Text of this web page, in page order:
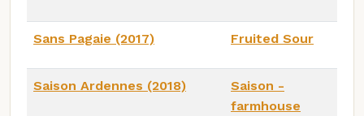
Sans Pagaie (2017) Fruited Sour
Saison Ardennes (2018)
Saison -
farmhouse